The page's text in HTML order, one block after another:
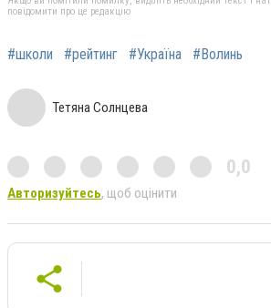
повідомити про це редакцію
#школи #рейтинг #Україна #Волинь
Тетяна Солнцева
0,0
Авторизуйтесь, щоб оцінити